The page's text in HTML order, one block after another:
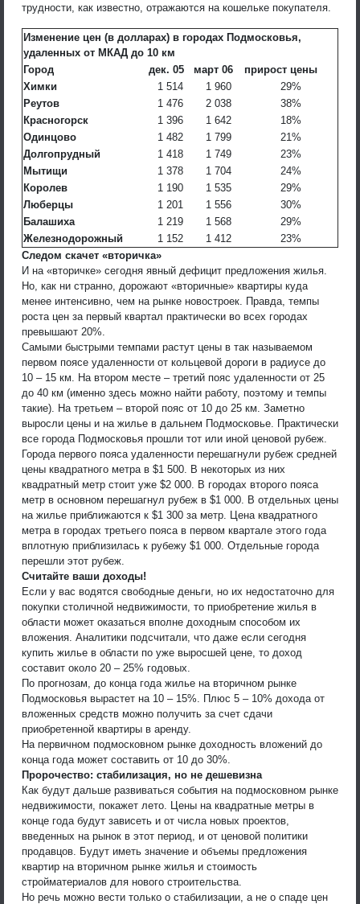
трудности, как известно, отражаются на кошельке покупателя.
Изменение цен (в долларах) в городах Подмосковья,
удаленных от МКАД до 10 км
Город
дек. 05 март 06
прирост цены
Химки
1 514 1 960
29%
Реутов
1 476 2 038
38%
Красногорск
1 396 1 642
18%
Одинцово
1 482 1 799
21%
Долгопрудный
1 418 1 749
23%
Мытищи
1 378 1 704
24%
Королев
1 190 1 535
29%
Люберцы
1 201 1 556
30%
Балашиха
1 219 1 568
29%
Железнодорожный
1 152 1 412
23%
Следом скачет «вторичка»
И на «вторичке» сегодня явный дефицит предложения жилья.
Но, как ни странно, дорожают «вторичные» квартиры куда
менее интенсивно, чем на рынке новостроек. Правда, темпы
роста цен за первый квартал практически во всех городах
превышают 20%.
Самыми быстрыми темпами растут цены в так называемом
первом поясе удаленности от кольцевой дороги в радиусе до
10 – 15 км. На втором месте – третий пояс удаленности от 25
до 40 км (именно здесь можно найти работу, поэтому и темпы
такие). На третьем – второй пояс от 10 до 25 км. Заметно
выросли цены и на жилье в дальнем Подмосковье. Практически
все города Подмосковья прошли тот или иной ценовой рубеж.
Города первого пояса удаленности перешагнули рубеж средней
цены квадратного метра в $1 500. В некоторых из них
квадратный метр стоит уже $2 000. В городах второго пояса
метр в основном перешагнул рубеж в $1 000. В отдельных цены
на жилье приближаются к $1 300 за метр. Цена квадратного
метра в городах третьего пояса в первом квартале этого года
вплотную приблизилась к рубежу $1 000. Отдельные города
перешли этот рубеж.
Считайте ваши доходы!
Если у вас водятся свободные деньги, но их недостаточно для
покупки столичной недвижимости, то приобретение жилья в
области может оказаться вполне доходным способом их
вложения. Аналитики подсчитали, что даже если сегодня
купить жилье в области по уже выросшей цене, то доход
составит около 20 – 25% годовых.
По прогнозам, до конца года жилье на вторичном рынке
Подмосковья вырастет на 10 – 15%. Плюс 5 – 10% дохода от
вложенных средств можно получить за счет сдачи
приобретенной квартиры в аренду.
На первичном подмосковном рынке доходность вложений до
конца года может составить от 10 до 30%.
Пророчество: стабилизация, но не дешевизна
Как будут дальше развиваться события на подмосковном рынке
недвижимости, покажет лето. Цены на квадратные метры в
конце года будут зависеть и от числа новых проектов,
введенных на рынок в этот период, и от ценовой политики
продавцов. Будут иметь значение и объемы предложения
квартир на вторичном рынке жилья и стоимость
стройматериалов для нового строительства.
Но речь можно вести только о стабилизации, а не о спаде цен